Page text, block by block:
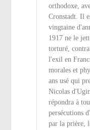
orthodoxe,
Cronstadt. Il
vingtaine
1917 ne le
torturé,
l'exil en
morales et
ans usé qui
Nicolas
répondra à
persécutions
par la prière,